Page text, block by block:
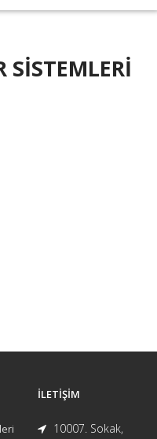
SISTEMLERI
İLETIŞIM
10007. Sokak,